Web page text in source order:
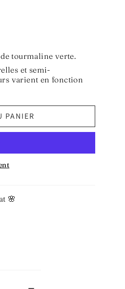
tourmaline verte.
et semi-
varient en fonction
PANIER
🌸